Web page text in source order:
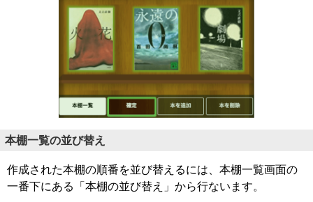
本棚一覧の並び替え
作成された本棚の順番を並び替えるには、本棚一覧画面の
一番下にある「本棚の並び替え」から行ないます。